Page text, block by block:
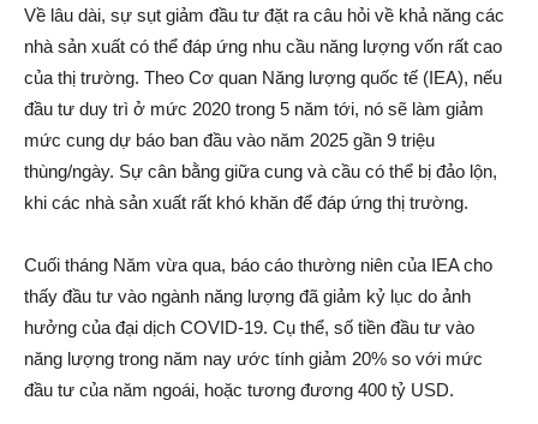
Về lâu dài, sự sụt giảm đầu tư đặt ra câu hỏi về khả năng các
nhà sản xuất có thể đáp ứng nhu cầu năng lượng vốn rất cao
của thị trường. Theo Cơ quan Năng lượng quốc tế (IEA), nếu
đầu tư duy trì ở mức 2020 trong 5 năm tới, nó sẽ làm giảm
mức cung dự báo ban đầu vào năm 2025 gần 9 triệu
thùng/ngày. Sự cân bằng giữa cung và cầu có thể bị đảo lộn,
khi các nhà sản xuất rất khó khăn để đáp ứng thị trường.
Cuối tháng Năm vừa qua, báo cáo thường niên của IEA cho
thấy đầu tư vào ngành năng lượng đã giảm kỷ lục do ảnh
hưởng của đại dịch COVID-19. Cụ thể, số tiền đầu tư vào
năng lượng trong năm nay ước tính giảm 20% so với mức
đầu tư của năm ngoái, hoặc tương đương 400 tỷ USD.